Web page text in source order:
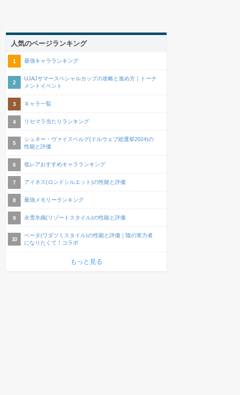
人気のページランキング
最強キャラランキング
UJAJサマースペシャルカップの攻略と進め方｜トーナ
メントイベント
キャラ一覧
リセマラ当たりランキング
シュネー・ヴァイスベルグ(ドルウェブ総選挙2024)の
性能と評価
低レアおすすめキャラランキング
アイネス(ロンドシルエット)の性能と評価
最強メモリーランキング
永雪氷織(リゾートスタイル)の性能と評価
ベータ(ワダツミスタイル)の性能と評価｜陰の実力者
になりたくて！コラボ
もっと見る